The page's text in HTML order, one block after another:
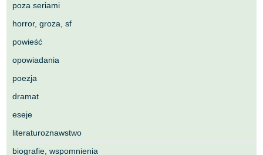
poza seriami
horror, groza, sf
powieść
opowiadania
poezja
dramat
eseje
literaturoznawstwo
biografie, wspomnienia